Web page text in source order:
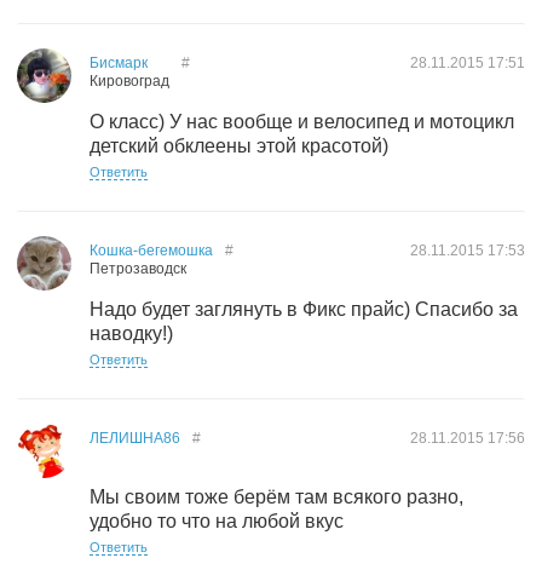
Бисмарк
Кировоград
28.11.2015 17:51
#
О класс) У нас вообще и велосипед и мотоцикл
детский обклеены этой красотой)
Ответить
Кошка-бегемошка
Петрозаводск
28.11.2015 17:53
#
Надо будет заглянуть в Фикс прайс) Спасибо за
наводку!)
Ответить
ЛЕЛИШНА86 28.11.2015 17:56
#
Мы своим тоже берём там всякого разно,
удобно то что на любой вкус
Ответить